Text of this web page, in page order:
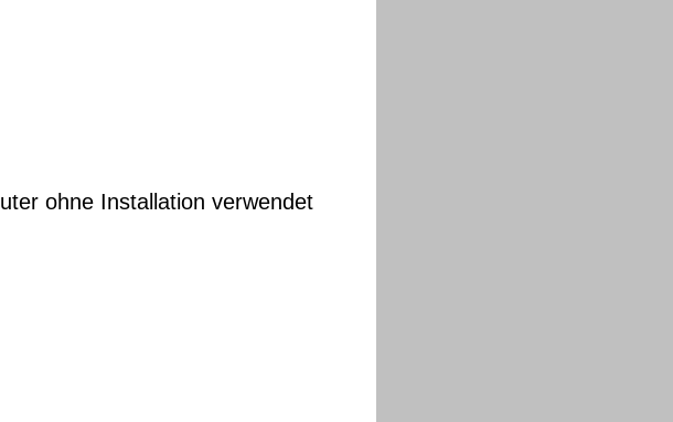
ohne Installation verwendet